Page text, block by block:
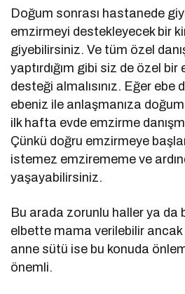
Doğum sonrası hastanede
emzirmeyi destekleyecek bir
giyebilirsiniz. Ve tüm özel
yaptırdığım gibi siz de özel bir
desteği almalısınız. Eğer ebe
ebeniz ile anlaşmanıza
ilk hafta evde emzirme
Çünkü doğru emzirmeye
istemez emzirememe ve
yaşayabilirsiniz.
Bu arada zorunlu haller ya da
elbette mama verilebilir
anne sütü ise bu konuda
önemli.